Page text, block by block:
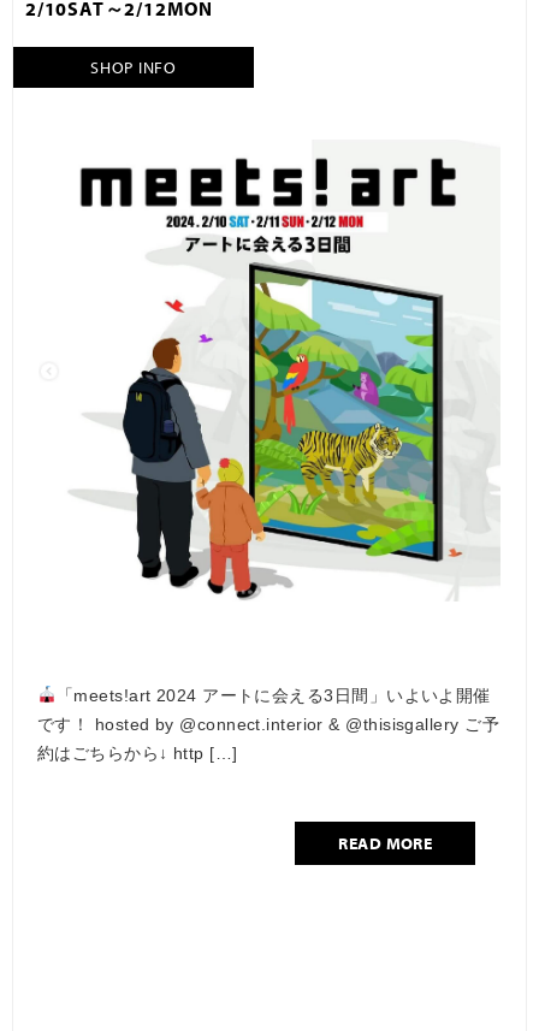
2/10SAT～2/12MON
SHOP INFO
「meets!art 2024 アートに会える3日間」いよいよ開催
です！ hosted by @connect.interior & @thisisgallery ご予
約はごちらから↓ http […]
READ MORE